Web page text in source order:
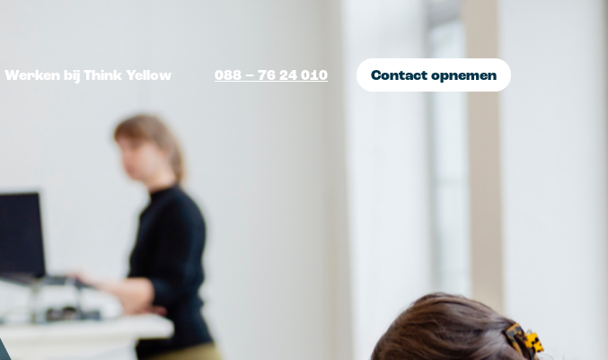
Marketing
strategie
het maximale resultaat uit je
AI marketing
Profiteer van de
samenwerkingen tussen mens
en machine.
Werken bij Think Yellow 088 – 76 24 010 Contact opnemen